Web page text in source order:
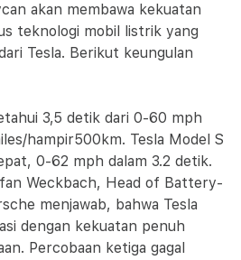
akan membawa kekuatan
teknologi mobil listrik yang
Tesla. Berikut keungulan
3,5 detik dari 0-60 mph
hampir500km. Tesla Model S
0-62 mph dalam 3.2 detik.
Weckbach, Head of Battery-
menjawab, bahwa Tesla
dengan kekuatan penuh
Percobaan ketiga gagal